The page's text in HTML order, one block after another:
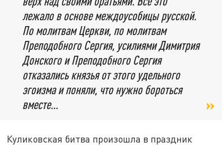
лежало в основе междоусобицы русской.
По молитвам Церкви, по молитвам
Преподобного Сергия, усилиями Димитрия
Донского и Преподобного Сергия
отказались князья от этого удельного
эгоизма и поняли, что нужно бороться
вместе...
Куликовская битва произошла в праздник